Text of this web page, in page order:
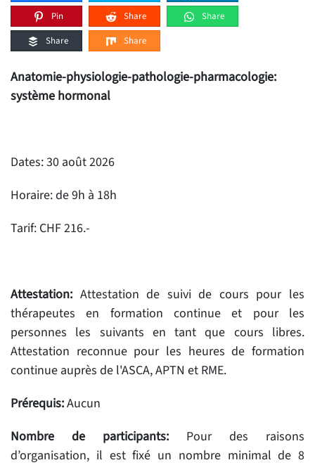
Pin
Share
Share
Share
Share
Anatomie-physiologie-pathologie-pharmacologie:
système hormonal
Dates: 30 août 2026
Horaire: de 9h à 18h
Tarif: CHF 216.-
Attestation: Attestation de suivi de cours pour les
thérapeutes en formation continue et pour les
personnes les suivants en tant que cours libres.
Attestation reconnue pour les heures de formation
continue auprès de l'ASCA, APTN et RME.
Prérequis:Aucun
Nombre de participants: Pour des raisons
d’organisation, il est fixé un nombre minimal de 8